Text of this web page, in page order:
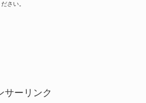
さい。
サーリンク